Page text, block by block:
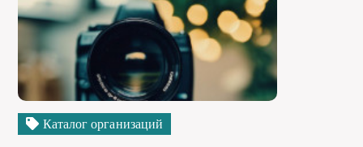
Каталог организаций